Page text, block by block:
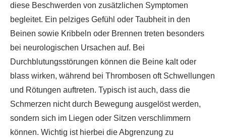
diese Beschwerden von zusätzlichen Symptomen
begleitet. Ein pelziges Gefühl oder Taubheit in den
Beinen sowie Kribbeln oder Brennen treten besonders
bei neurologischen Ursachen auf. Bei
Durchblutungsstörungen können die Beine kalt oder
blass wirken, während bei Thrombosen oft Schwellungen
und Rötungen auftreten. Typisch ist auch, dass die
Schmerzen nicht durch Bewegung ausgelöst werden,
sondern sich im Liegen oder Sitzen verschlimmern
können. Wichtig ist hierbei die Abgrenzung zu